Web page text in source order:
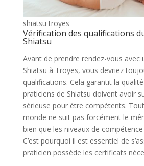
shiatsu troyes
Vérification des qualifications
Shiatsu
Avant de prendre rendez-vous avec
Shiatsu à Troyes, vous devriez
qualifications. Cela garantit la
praticiens de Shiatsu doivent avoir
sérieuse pour être compétents.
monde ne suit pas forcément le
bien que les niveaux de
C’est pourquoi il est essentiel de
praticien possède les certificats